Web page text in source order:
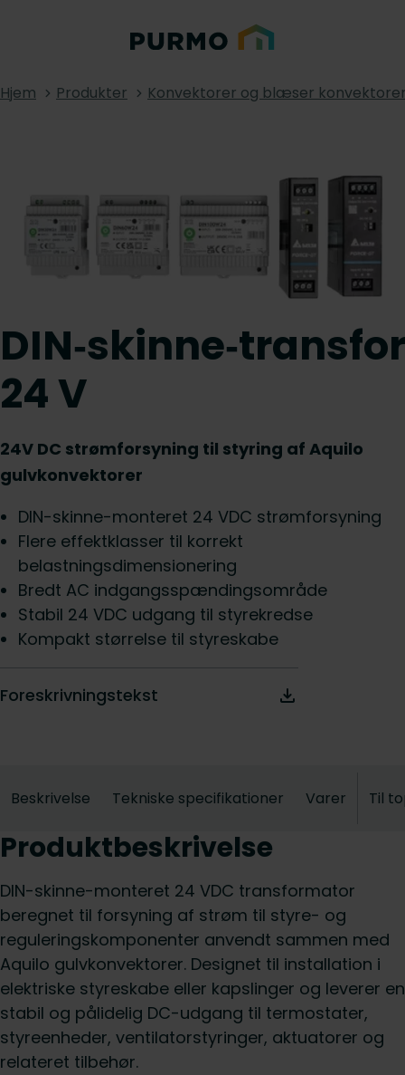
Hjem Produkter Konvektorer og blæser
24 V
24V DC strømforsyning til styring af Aquilo
gulvkonvektorer
DIN-skinne-monteret 24 VDC strømforsyning
Flere effektklasser til korrekt
belastningsdimensionering
Bredt AC indgangsspændingsområde
Stabil 24 VDC udgang til styrekredse
Kompakt størrelse til styreskabe
Foreskrivningstekst
Beskrivelse Tekniske specifikationer Varer Til
Produktbeskrivelse
DIN-skinne-monteret 24 VDC transformator
beregnet til forsyning af strøm til styre- og
reguleringskomponenter anvendt sammen med
Aquilo gulvkonvektorer. Designet til installation i
elektriske styreskabe eller kapslinger og leverer en
stabil og pålidelig DC-udgang til termostater,
styreenheder, ventilatorstyringer, aktuatorer og
relateret tilbehør.